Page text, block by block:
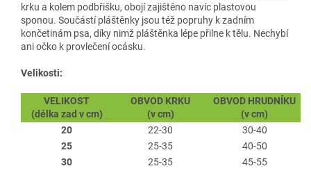
krku a kolem podbřišku, obojí zajištěno navíc plastovou
sponou. Součástí pláštěnky jsou též popruhy k zadním
končetinám psa, díky nimž pláštěnka lépe přilne k tělu. Nechybí
ani očko k provlečení ocásku.
Velikosti:
VELIKOST
(délka zad v cm)
OBVOD KRKU
(v cm)
OBVOD HRUDNÍKU
(v cm)
20
22-30
30-40
25
25-35
40-50
30
25-35
45-55